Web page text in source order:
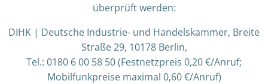
überprüft werden:
DIHK | Deutsche Industrie- und Handelskammer, Breite
Straße 29, 10178 Berlin,
Tel.: 0180 6 00 58 50 (Festnetzpreis 0,20 €/Anruf;
Mobilfunkpreise maximal 0,60 €/Anruf)